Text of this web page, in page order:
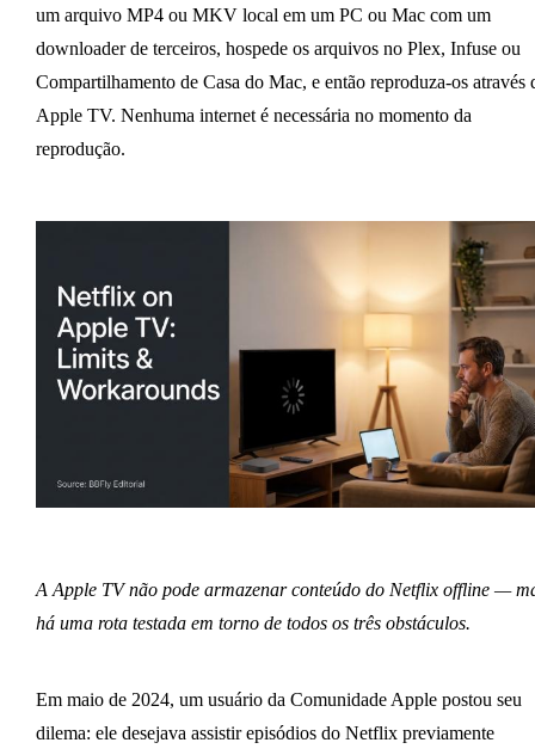
um arquivo MP4 ou MKV local em um PC ou Mac com um
downloader de terceiros, hospede os arquivos no Plex, Infuse ou
Compartilhamento de Casa do Mac, e então reproduza-os através
Apple TV. Nenhuma internet é necessária no momento da
reprodução.
A Apple TV não pode armazenar conteúdo do Netflix offline —
há uma rota testada em torno de todos os três obstáculos.
Em maio de 2024, um usuário da Comunidade Apple postou seu
dilema: ele desejava assistir episódios do Netflix previamente